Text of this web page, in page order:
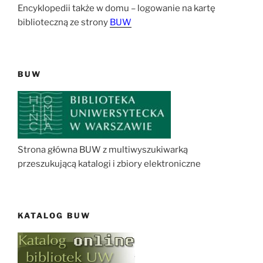
Encyklopedii także w domu – logowanie na kartę
biblioteczną ze strony BUW
BUW
Strona główna BUW z multiwyszukiwarką
przeszukującą katalogi i zbiory elektroniczne
KATALOG BUW